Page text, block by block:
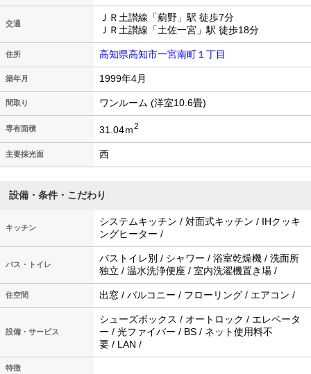
交通
ＪＲ土讃線「薊野」駅 徒歩7分
ＪＲ土讃線「土佐一宮」駅 徒歩18分
住所 高知県高知市一宮南町１丁目
築年月 1999年4月
間取り ワンルーム (洋室10.6畳)
専有面積 31.04ｍ2
主要採光面 西
設備・条件・こだわり
キッチン
システムキッチン / 対面式キッチン / IHクッキ
ングヒーター /
バス・トイレ
バストイレ別 / シャワー / 浴室乾燥機 / 洗面所
独立 / 温水洗浄便座 / 室内洗濯機置き場 /
住空間 出窓 / バルコニー / フローリング / エアコン /
設備・サービス
シューズボックス / オートロック / エレベータ
ー / 光ファイバー / BS / ネット使用料不
要 / LAN /
特徴